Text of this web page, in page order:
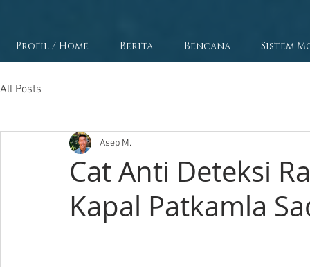
Profil / Home Berita Bencana Sistem
All Posts
Cat Anti Deteksi
Kapal Patkamla
Asep M.